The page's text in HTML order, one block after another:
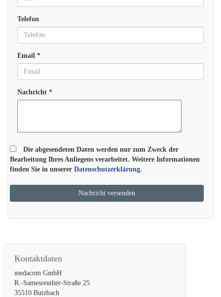
Telefon
Email *
Nachricht *
Die abgesendeten Daten werden nur zum Zweck der
Bearbeitung Ihres Anliegens verarbeitet. Weitere Informationen
finden Sie in unserer Datenschutzerklärung.
Kontaktdaten
medacom GmbH
R.-Samesreuther-Straße 25
35510 Butzbach